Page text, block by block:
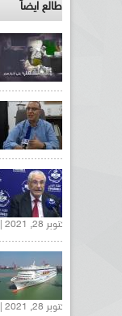
طالع ايضاً
أكتوبر 28, 2021 |
أكتوبر 28, 2021 |